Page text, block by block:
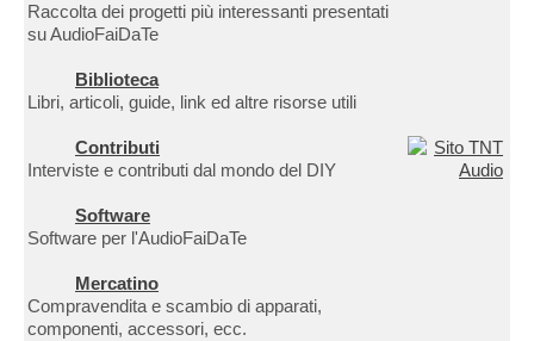
Raccolta dei progetti più interessanti presentati
su AudioFaiDaTe
Biblioteca
Libri, articoli, guide, link ed altre risorse utili
Contributi
Interviste e contributi dal mondo del DIY
Software
Software per l'AudioFaiDaTe
Mercatino
Compravendita e scambio di apparati,
componenti, accessori, ecc.